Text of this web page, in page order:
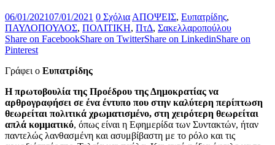
06/01/202107/01/2021 0 Σχόλια ΑΠΟΨΕΙΣ, Ευπατρίδης,
ΠΑΥΛΟΠΟΥΛΟΣ, ΠΟΛΙΤΙΚΗ, ΠτΔ, Σακελλαροπούλου
Share on FacebookShare on TwitterShare on LinkedinShare on
Pinterest
Γράφει ο Ευπατρίδης
Η πρωτοβουλία της Προέδρου της Δημοκρατίας να
αρθρογραφήσει σε ένα έντυπο που στην καλύτερη περίπτωση
θεωρείται πολιτικά χρωματισμένο, στη χειρότερη θεωρείται
απλά κομματικό, όπως είναι η Εφημερίδα των Συντακτών, ήταν
παντελώς λανθασμένη και ασυμβίβαστη με το ρόλο και τις